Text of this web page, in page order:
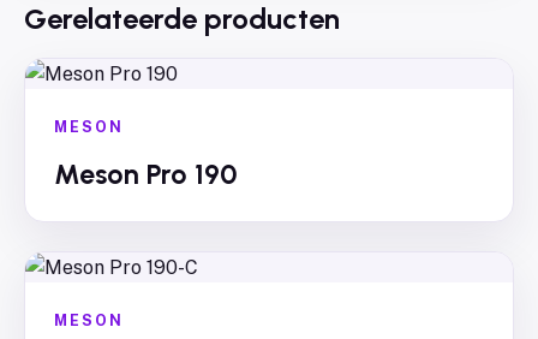
Gerelateerde producten
MESON
Meson Pro 190
MESON